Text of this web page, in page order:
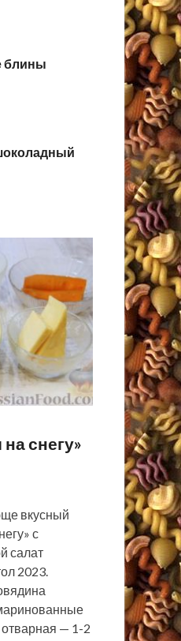
блины
снегу»
вкусный
с
салат
2023.
— 1-2